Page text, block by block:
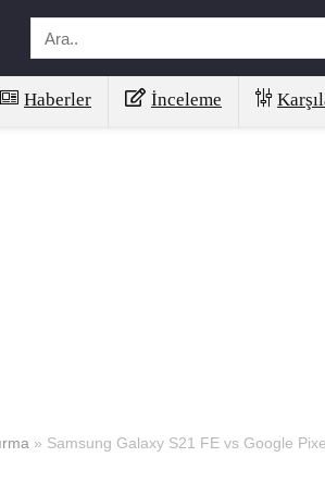
Haberler İnceleme
» Samsung Galaxy S21 FE vs Google